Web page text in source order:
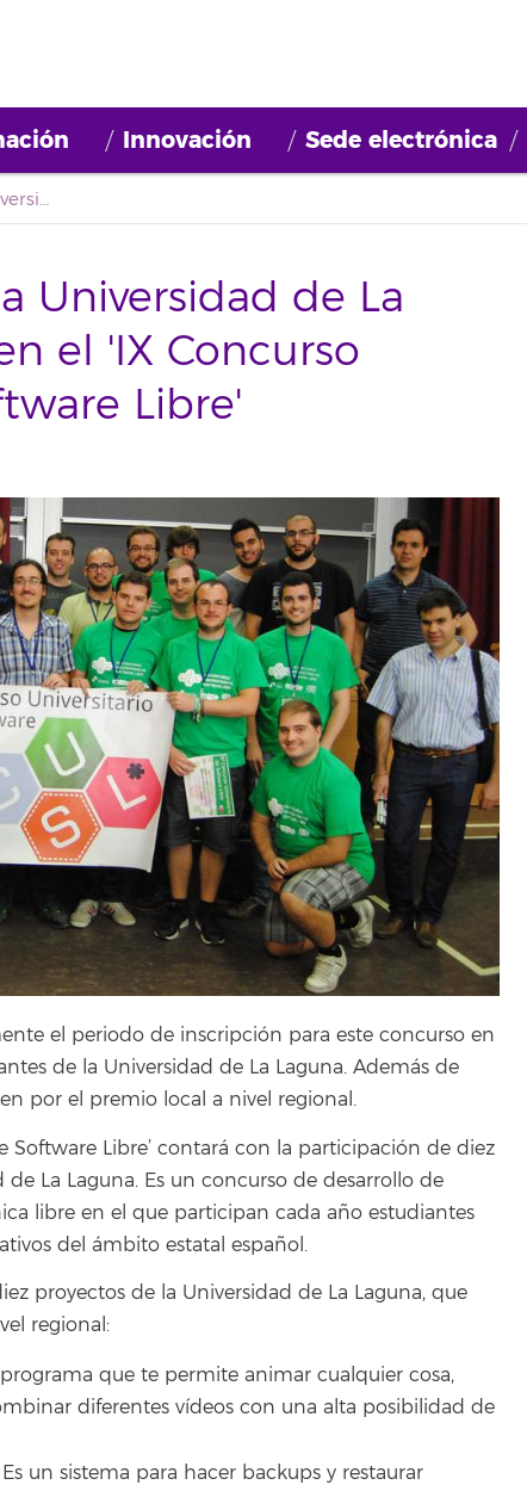
Innovación Sede electrónica
Diez proyectos de la Universidad de La Laguna participan en el 'IX Concurso Universitario de Software Libre'
Universidad de La
el 'IX Concurso
Libre'
el periodo de inscripción para este concurso en
de la Universidad de La Laguna. Además de
por el premio local a nivel regional.
Software Libre’ contará con la participación de diez
La Laguna. Es un concurso de desarrollo de
libre en el que participan cada año estudiantes
del ámbito estatal español.
proyectos de la Universidad de La Laguna, que
regional:
que te permite animar cualquier cosa,
diferentes vídeos con una alta posibilidad de
un sistema para hacer backups y restaurar